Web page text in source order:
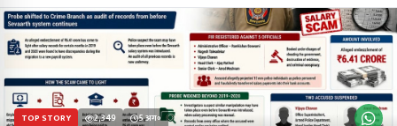
TOP STORY 2,349 5 अग॰